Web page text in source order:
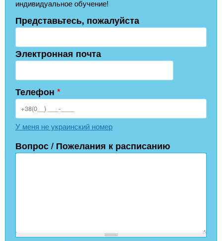
индивидуальное обучение!
Представьтесь, пожалуйста
Электронная почта
Телефон *
У меня не украинский номер
Вопрос / Пожелания к расписанию